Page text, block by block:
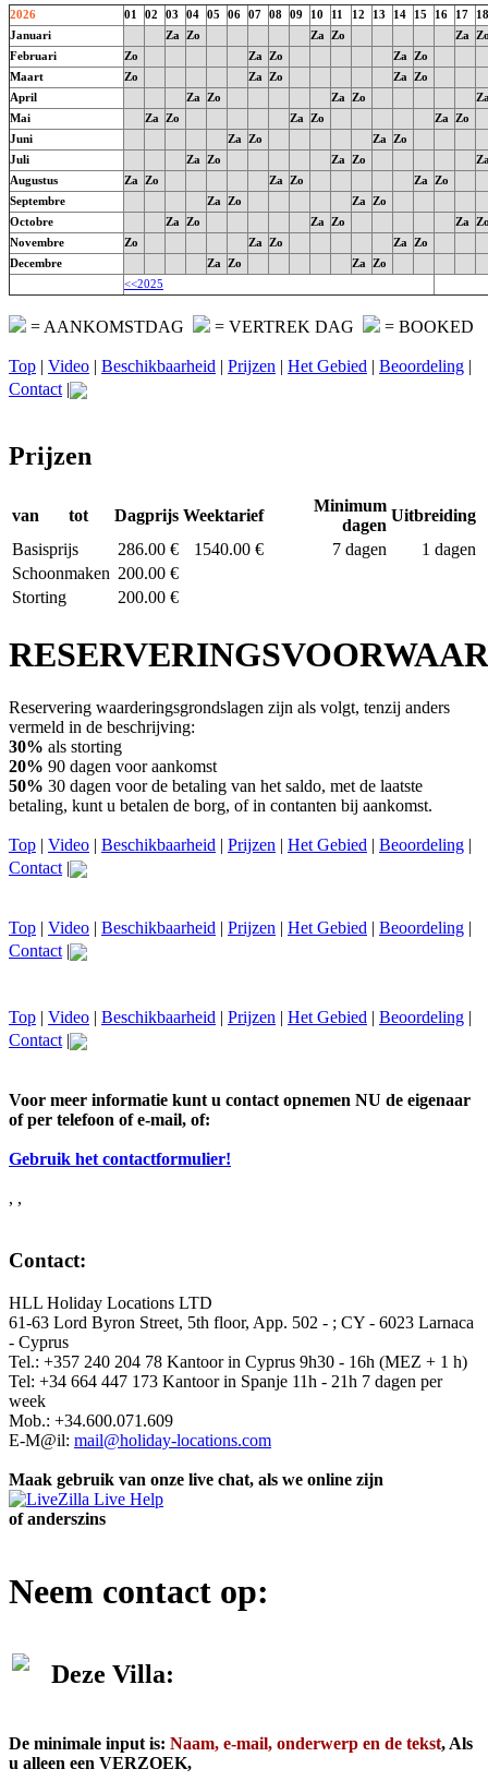
2026 01 02 03 04 05 06 07 08 09 10 11 12 13 14 15 16 17
18
Januari
Za Zo Za Zo Za
Februari
Zo Za Zo Za Zo
Maart
Zo Za Zo Za Zo
April
Za Zo Za Zo
Mai
Za Zo Za Zo Za Zo
Juni
Za Zo Za Zo
Juli
Za Zo Za Zo
Augustus
Za Zo Za Zo Za Zo
Septembre
Za Zo Za Zo
Octobre
Za Zo Za Zo Za
Novembre
Zo Za Zo Za Zo
Decembre
Za Zo Za Zo
<<2025
= AANKOMSTDAG = VERTREK DAG = BOOKED
Top | Video | Beschikbaarheid | Prijzen | Het Gebied | Beoordeling |
Contact|
Prijzen
van tot Dagprijs Weektarief
Minimum
dagen
Uitbreiding
Basisprijs
286.00 € 1540.00 € 7 dagen
1 dagen
Schoonmaken 200.00 €
Storting
200.00 €
Reservering waarderingsgrondslagen zijn als volgt, tenzij anders
vermeld in de beschrijving:
30% als storting
20% 90 dagen voor aankomst
50% 30 dagen voor de betaling van het saldo, met de laatste
betaling, kunt u betalen de borg, of in contanten bij aankomst.
Top | Video | Beschikbaarheid | Prijzen | Het Gebied | Beoordeling |
Contact |
Top | Video | Beschikbaarheid | Prijzen | Het Gebied | Beoordeling |
Contact |
Top | Video | Beschikbaarheid | Prijzen | Het Gebied | Beoordeling |
Contact |
Voor meer informatie kunt u contact opnemen NU de eigenaar
of per telefoon of e-mail, of:
Gebruik het contactformulier!
, ,
Contact:
HLL Holiday Locations LTD
61-63 Lord Byron Street, 5th floor, App. 502 - ; CY - 6023 Larnaca
- Cyprus
Tel.: +357 240 204 78 Kantoor in Cyprus 9h30 - 16h (MEZ + 1 h)
Tel: +34 664 447 173 Kantoor in Spanje 11h - 21h 7 dagen per
week
Mob.: +34.600.071.609
E-M@il: mail@holiday-locations.com
Maak gebruik van onze live chat, als we online zijn
of anderszins
Neem contact op:
Deze Villa:
De minimale input is: Naam, e-mail, onderwerp en de tekst, Als
u alleen een VERZOEK,